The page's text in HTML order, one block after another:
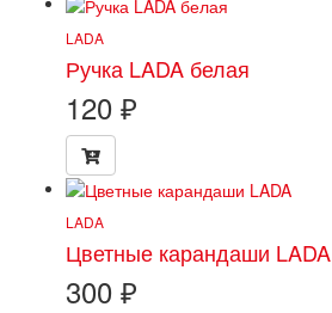
LADA
Ручка LADA белая
120 ₽
LADA
Цветные карандаши LADA
300 ₽